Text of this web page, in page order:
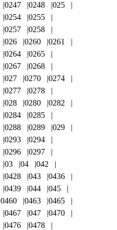
0247 0248
025
0254
0255
0257
0258
026 0260
0261
0264
0265
0267
0268
027 0270
0274
0277
0278
028 0280
0282
0284
0285
0288 0289
029
0293
0294
0296
0297
03 04
042
0428 043
0436
0439 044
045
0460 0463
0465
0467 047
0470
0476
0478